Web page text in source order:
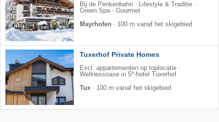
Bij de Penkenbahn · Lifestyle & Traditie ·
Green Spa · Gourmet
Mayrhofen · 100 m vanaf het skigebied
Tuxerhof Private Homes
Excl. appartementen op toplocatie ·
Wellnessoase in 5*-hotel Tuxerhof
Tux · 100 m vanaf het skigebied